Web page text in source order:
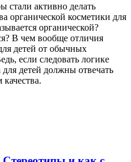
стали активно делать
органической косметики для
органической?
В чем вообще отличия
детей от обычных
если следовать логике
детей должны отвечать